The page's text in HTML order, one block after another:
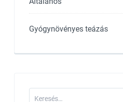
Gyógynövényes teázás
Keresés: